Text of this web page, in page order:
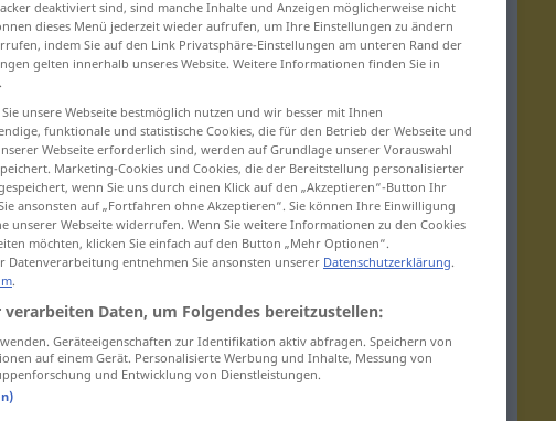
ausstellenWaren, Bilder
deaktiviert sind, sind manche Inhalte und Anzeigen möglicherweise nicht
dieses Menü jederzeit wieder aufrufen, um Ihre Einstellungen zu ändern
indem Sie auf den Link Privatsphäre-Einstellungen am unteren Rand der
gelten innerhalb unseres Website. Weitere Informationen finden Sie in
unsere Webseite bestmöglich nutzen und wir besser mit Ihnen
funktionale und statistische Cookies, die für den Betrieb der Webseite und
Webseite erforderlich sind, werden auf Grundlage unserer Vorauswahl
Marketing-Cookies und Cookies, die der Bereitstellung personalisierter
wenn Sie uns durch einen Klick auf den „Akzeptieren“-Button Ihr
ansonsten auf „Fortfahren ohne Akzeptieren“. Sie können Ihre Einwilligung
unserer Webseite widerrufen. Wenn Sie weitere Informationen zu den Cookies
möchten, klicken Sie einfach auf den Button „Mehr Optionen“.
Datenverarbeitung entnehmen Sie ansonsten unserer Datenschutzerklärung.
.
Daten, um Folgendes bereitzustellen:
Geräteeigenschaften zur Identifikation aktiv abfragen. Speichern von
auf einem Gerät. Personalisierte Werbung und Inhalte, Messung von
und Entwicklung von Dienstleistungen.